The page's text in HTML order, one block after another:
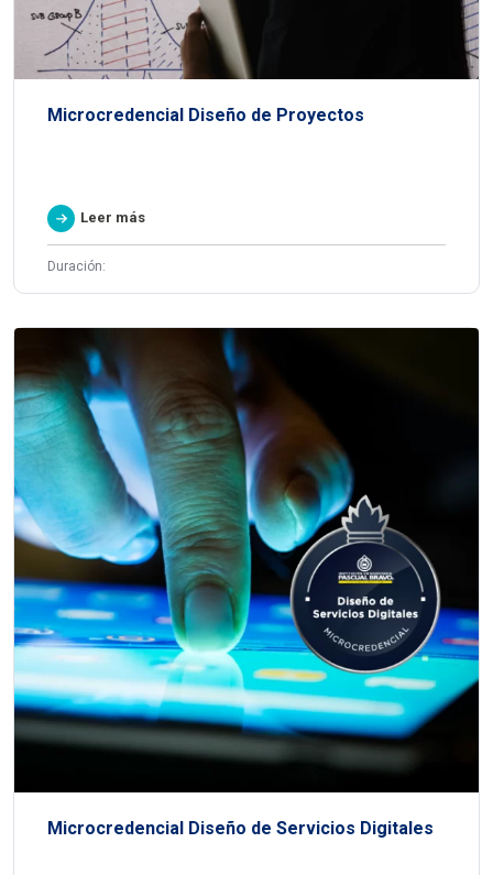
Microcredencial Diseño de Proyectos
Leer más
Duración:
Microcredencial Diseño de Servicios Digitales